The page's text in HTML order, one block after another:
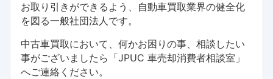
お取り引きができるよう、自動車買取業界の健全化
を図る一般社団法人です。
中古車買取において、何かお困りの事、相談したい
事がございましたら「JPUC 車売却消費者相談室」
へご連絡ください。